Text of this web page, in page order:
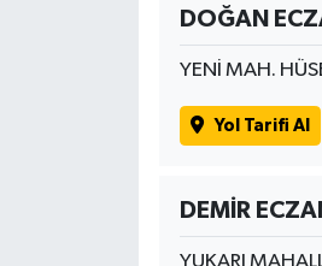
DOĞAN
YENİ MAH.
Yol Tarifi Al
DEMİR